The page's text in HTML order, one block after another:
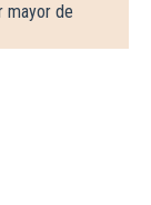
mayor de